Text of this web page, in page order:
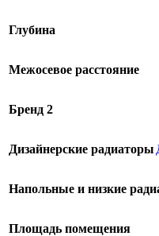
Глубина
Межосевое расстояние
Бренд 2
Дизайнерские радиаторы
Напольные и низкие
Площадь помещения